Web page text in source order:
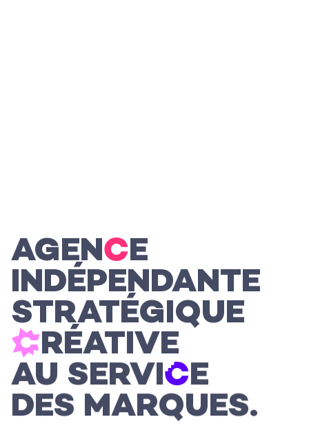
L’agence
Les projets
Les actualités
L’équipe
AGENCE
INDÉPENDANTE
STRATÉGIQUE
RÉATIVE
AU SERVIE
DES MARQUES.